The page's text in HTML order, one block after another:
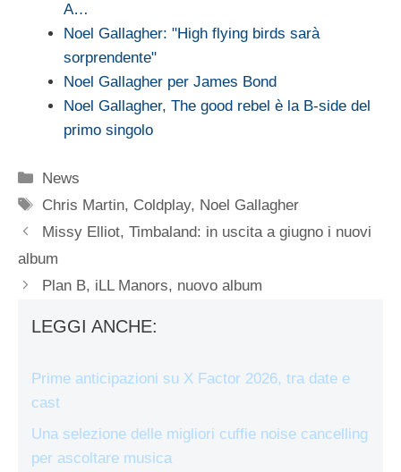
A…
Noel Gallagher: "High flying birds sarà
sorprendente"
Noel Gallagher per James Bond
Noel Gallagher, The good rebel è la B-side del
primo singolo
Categorie
News
Tag
Chris Martin, Coldplay, Noel Gallagher
Missy Elliot, Timbaland: in uscita a giugno i nuovi
album
Plan B, iLL Manors, nuovo album
LEGGI ANCHE:
Prime anticipazioni su X Factor 2026, tra date e
cast
Una selezione delle migliori cuffie noise cancelling
per ascoltare musica